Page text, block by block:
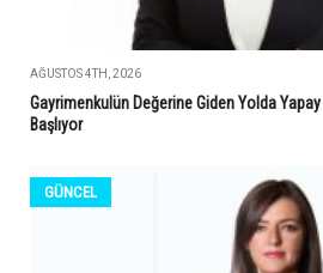
AĞUSTOS 4TH, 2026
Gayrimenkulün Değerine Giden Yolda
Başlıyor
GÜNCEL